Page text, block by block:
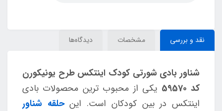
نقد و بررسی مشخصات دیدگاه‌ها
شناور بادی شورتی کودک اینتکس طرح یونیکورن
کد 59570
یکی از محبوب ترین محصولات بادی
اینتکس در بین کودکان است. اینحلقه شناور